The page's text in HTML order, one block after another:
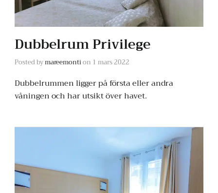
Dubbelrum Privilege
Posted bymareemontion 1 mars 2022
Dubbelrummen ligger på första eller andra
våningen och har utsikt över havet.